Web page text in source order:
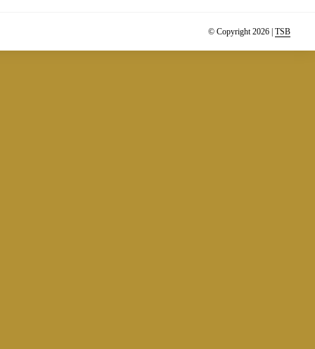
© Copyright 2026 | TSB